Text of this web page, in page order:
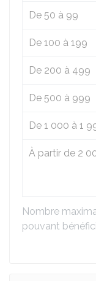
Nombre
pouvant
De 50 à 99
De 100 à 199
De 200 à 499
De 500 à 999
De 1 000 à 1
À partir de 2